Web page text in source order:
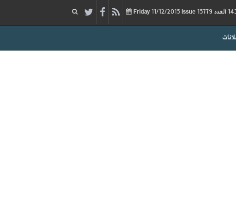
11/12/2015 Issue